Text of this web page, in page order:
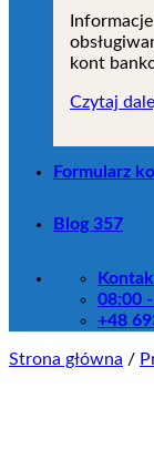
kont
Czytaj
Formularz
Blog 357
08:00
+48
Strona główna /